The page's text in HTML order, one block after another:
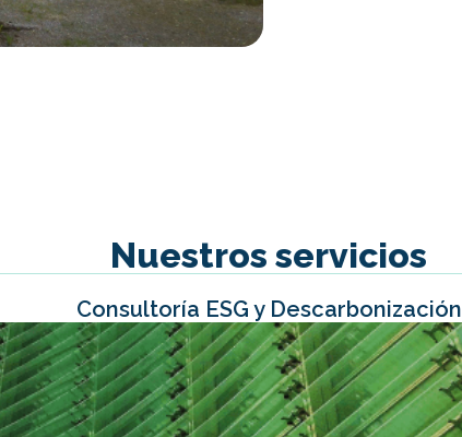
Nuestros servicios
Consultoría ESG y Descarbonización